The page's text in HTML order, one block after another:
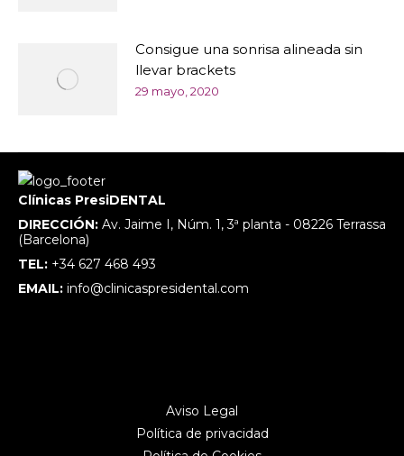
Consigue una sonrisa alineada sin
llevar brackets
29 mayo, 2020
Clínicas PresiDENTAL
DIRECCIÓN: Av. Jaime I, Núm. 1, 3ª planta - 08226 Terrassa
(Barcelona)
TEL: +34 627 468 493
EMAIL: info@clinicaspresidental.com
Aviso Legal
Política de privacidad